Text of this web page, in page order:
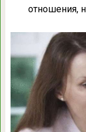
отношения,